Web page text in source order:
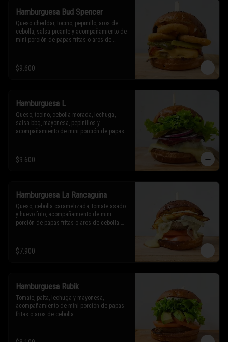
Hamburguesa Bud Spencer
Queso cheddar, tocino, pepinillo, aros de
cebolla, salsa picante y acompañamiento de
mini porción de papas fritas o aros de
* Los ingredientes no son intercambiables.
Sólo puedes solicitar eliminar un
$9.600
Hamburguesa L
Queso, tocino, cebolla morada, lechuga,
salsa bbq, mayonesa, pepinillos y
acompañamiento de mini porción de papas
* Los ingredientes no son intercambiables.
Sólo puedes solicitar eliminar un
$9.600
Hamburguesa La Rancaguina
Queso, cebolla caramelizada, tomate asado
y huevo frito, acompañamiento de mini
porción de papas fritas o aros de cebolla.
Sólo puedes solicitar eliminar un
ingrediente.
$7.900
Hamburguesa Rubik
Tomate, palta, lechuga y mayonesa,
acompañamiento de mini porción de papas
fritas o aros de cebolla.
* Los ingredientes no son intercambiables.